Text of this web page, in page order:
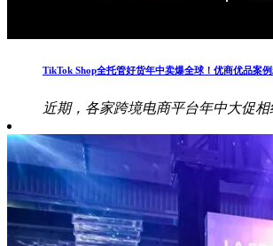
TikTok Shop全托管好货年中卖爆全球！优商优品案
近期，各家跨境电商平台年中大促